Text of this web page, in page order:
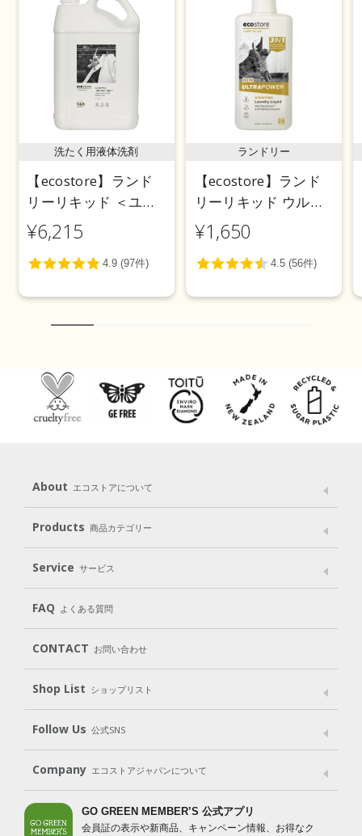
洗たく用液体洗剤
【ecostore】ランド
リーリキッド ＜ユー
カリ＞ 5L
¥6,215
ランドリー
【ecostore】ランド
リーリキッド ウルト
ラパワー925mL
¥1,650
About エコストアについて
メッセージ ブランドストーリー
パッケージへのこだわり
動物実験をしない
Products 商品カテゴリー
Laundry
Cleaning Baby Kids
Body（ボディ） Hair（ヘア） Oral care（オーラルケア）
Goods （グッズ）
Gift set
Service サービス
User Guide
Subscription（定期便）
FAQ よくある質問
CONTACT お問い合わせ
Shop List ショップリスト
Shop List
Follow Us 公式SNS
LINE＠ Instagram Facebook
Company エコストアジャパンについて
会社案内 ご利用規約
プライバシーポリシー
GO GREEN MEMBER’S 公式アプリ
会員証の表示や新商品、キャンペーン情報、お得なク